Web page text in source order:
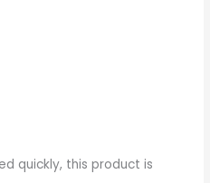
quickly, this product is